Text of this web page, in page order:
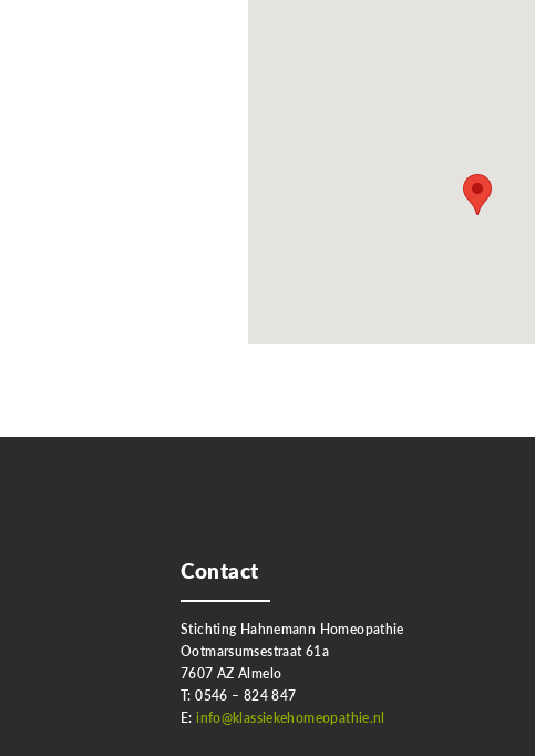
Contact
Stichting Hahnemann Homeopathie
Ootmarsumsestraat 61a
7607 AZ Almelo
T: 0546 – 824 847
E:info@klassiekehomeopathie.nl